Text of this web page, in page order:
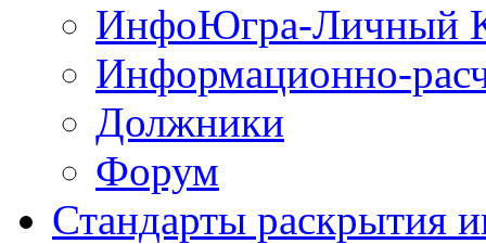
ИнфоЮгра-Личный
Информационно-
Должники
Форум
Стандарты раскрытия